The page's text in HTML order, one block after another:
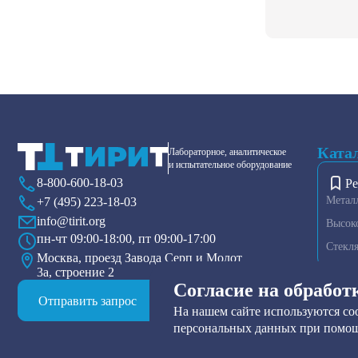
Согласие на
На нашем сайте используются
персональных данных при
Лабораторное, аналитическое
и испытательное оборудование
8-800-600-18-03
+7 (495) 223-18-03
info@tirit.org
пн-чт 09:00-18:00, пт 09:00-17:00
Москва, проезд Завода Серп и Молот
3а, строение 2
Отправить запрос
Друк-